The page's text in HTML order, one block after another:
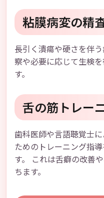
粘膜病変の精
長引く潰瘍や硬さを伴
察や必要に応じて生検
す。
舌の筋トレー
歯科医師や言語聴覚士
ためのトレーニング指
す。 これは舌癖の改善
ちます。